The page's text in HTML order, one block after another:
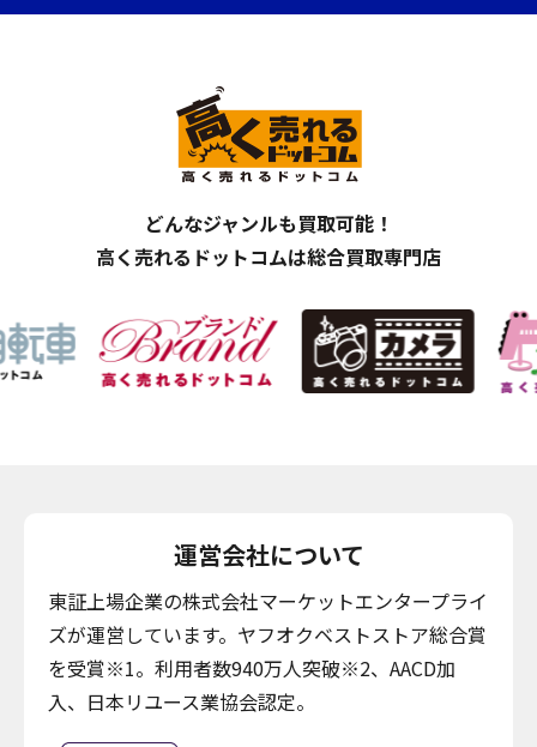
どんなジャンルも買取可能！
高く売れるドットコムは総合買取専門店
運営会社について
東証上場企業の株式会社マーケットエンタープライ
ズが運営しています。ヤフオクベストストア総合賞
を受賞※1。利用者数940万人突破※2、AACD加
入、日本リユース業協会認定。